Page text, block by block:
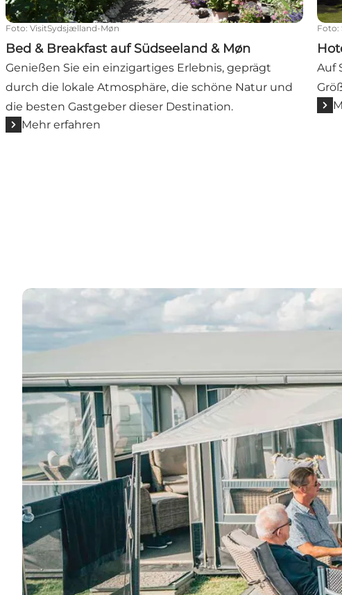
Foto: VisitSydsjælland-Møn
Bed & Breakfast auf Südseeland & Møn
Genießen Sie ein einzigartiges Erlebnis, geprägt
durch die lokale Atmosphäre, die schöne Natur und
die besten Gastgeber dieser Destination.
Mehr erfahren
Foto:
Auf
Camping